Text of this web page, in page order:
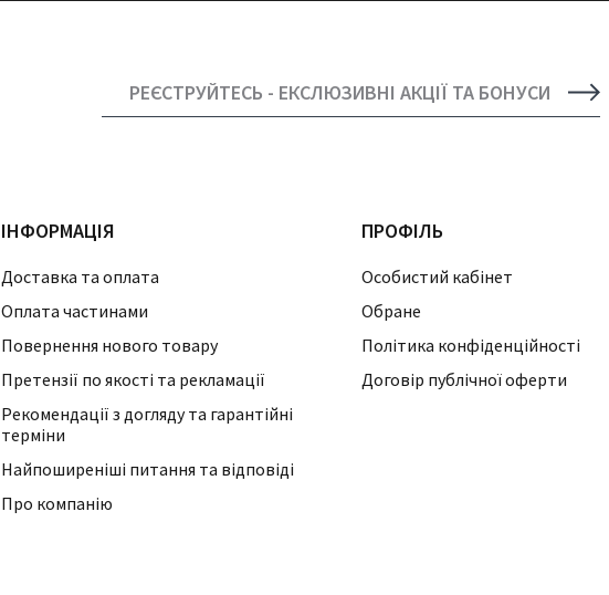
РЕЄСТРУЙТЕСЬ - ЕКСЛЮЗИВНІ АКЦІЇ ТА БОНУСИ
ІНФОРМАЦІЯ
Доставка та оплата
Оплата частинами
Повернення нового товару
Претензії по якості та рекламації
Рекомендації з догляду та гарантійні
терміни
Найпоширеніші питання та відповіді
Про компанію
ПРОФІЛЬ
Особистий кабінет
Обране
Політика конфіденційності
Договір публічної оферти